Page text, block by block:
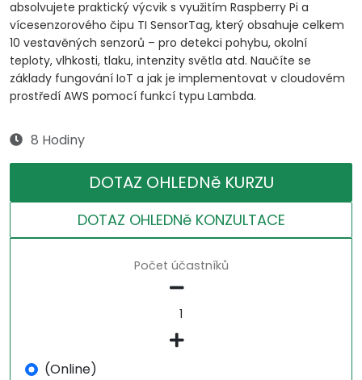
absolvujete praktický výcvik s využitím Raspberry Pi a
vícesenzorového čipu TI SensorTag, který obsahuje celkem
10 vestavěných senzorů – pro detekci pohybu, okolní
teploty, vlhkosti, tlaku, intenzity světla atd. Naučíte se
základy fungování IoT a jak je implementovat v cloudovém
prostředí AWS pomocí funkcí typu Lambda.
8 Hodiny
DOTAZ OHLEDNě KURZU
DOTAZ OHLEDNě KONZULTACE
Počet účastníků
(Online)